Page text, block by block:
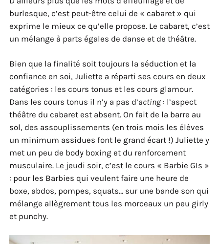
burlesque, c’est peut-être celui de « cabaret » qui
exprime le mieux ce qu’elle propose. Le cabaret, c’est
un mélange à parts égales de danse et de théâtre.
Bien que la finalité soit toujours la séduction et la
confiance en soi, Juliette a réparti ses cours en deux
catégories : les cours tonus et les cours glamour.
Dans les cours tonus il n’y a pas d’acting : l’aspect
théâtre du cabaret est absent. On fait de la barre au
sol, des assouplissements (en trois mois les élèves
un minimum assidues font le grand écart !) Juliette y
met un peu de body boxing et du renforcement
musculaire. Le jeudi soir, c’est le cours « Barbie GIs »
: pour les Barbies qui veulent faire une heure de
boxe, abdos, pompes, squats… sur une bande son qui
mélange allègrement tous les morceaux un peu girly
et punchy.